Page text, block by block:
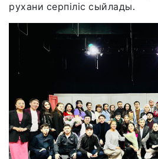
рухани серпіліс сыйлады.